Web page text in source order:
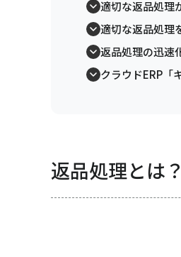
適切な返品処理
適切な返品処理
返品処理の迅速
クラウドERP「
返品処理とは？